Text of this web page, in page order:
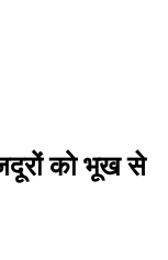
को भूख से